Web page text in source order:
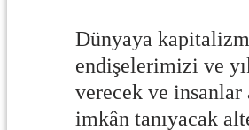
Dünyaya
endişelerimizi ve
verecek ve
imkân tanıyacak